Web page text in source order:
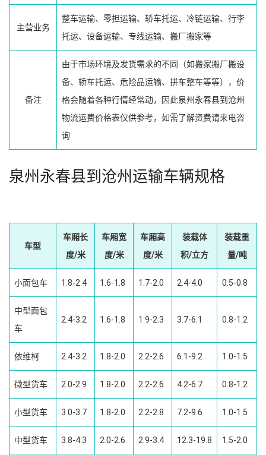
主营业务
整车运输、零担运输、轿车托运、冷链运输、行李
托运、设备运输、专线运输、搬厂搬家等
备注
由于市场环境及发货需求的不同（如搬家搬厂搬设
备、轿车托运、危险品运输、拼车整车等等），价
格会随着各种行情经常动，因此泉州永春县到沧州
物流运费价格表仅供参考，如需了解资费请来电咨
询
泉州永春县到沧州运输车辆规格
车型
车厢长
度/米
车厢宽
度/米
车厢高
度/米
装载体
积/立方
装载重
量/吨
小面包车 1.8-2.4 1.6-1.8 1.7-2.0 2.4-4.0 0.5-0.8
中型面包
车
2.4-3.2 1.6-1.8 1.9-2.3 3.7-6.1 0.8-1.2
依维柯 2.4-3.2 1.8-2.0 2.2-2.6 6.1-9.2 1.0-1.5
微型货车 2.0-2.9 1.8-2.0 2.2-2.6 4.2-6.7 0.8-1.2
小型货车 3.0-3.7 1.8-2.0 2.2-2.8 7.2-9.6 1.0-1.5
中型货车 3.8-4.3 2.0-2.6 2.9-3.4 12.3-19.8 1.5-2.0